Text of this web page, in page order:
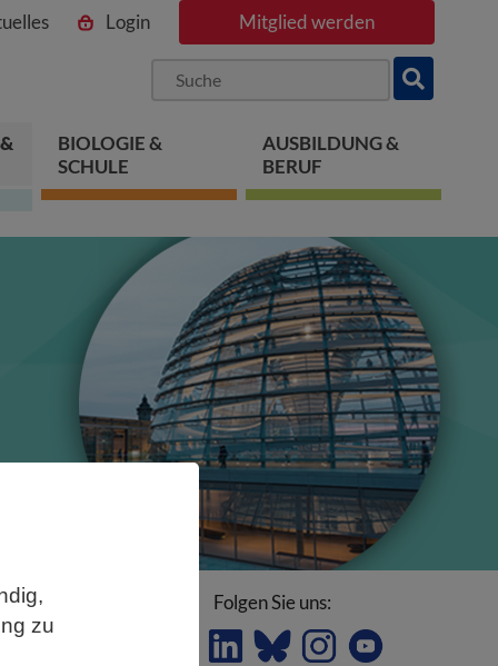
zu
Login Mitglied werden
BIOLOGIE &
SCHULE
AUSBILDUNG &
BERUF
Folgen Sie uns: